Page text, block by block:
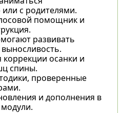
с родителями.
помощник и
развивать
выносливость.
коррекции осанки и
спины.
проверенные
и дополнения в